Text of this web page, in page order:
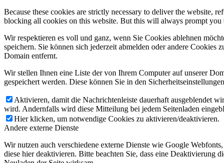
Because these cookies are strictly necessary to deliver the website,
blocking all cookies on this website. But this will always prompt you
Wir respektieren es voll und ganz, wenn Sie Cookies ablehnen
speichern. Sie können sich jederzeit abmelden oder andere Cookies
Domain entfernt.
Wir stellen Ihnen eine Liste der von Ihrem Computer auf unserer
gespeichert werden. Diese können Sie in den
Aktivieren, damit die Nachrichtenleiste dauerhaft ausgeblendet
wird. Andernfalls wird diese Mitteilung bei jedem Seitenladen
Hier klicken, um notwendige Cookies zu aktivieren/deaktivieren.
Andere externe Dienste
Wir nutzen auch verschiedene externe Dienste wie Google
diese hier deaktivieren. Bitte beachten Sie, dass eine Deaktivierung